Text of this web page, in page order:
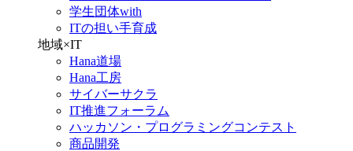
学生団体with
ITの担い手育成
地域×IT
Hana道場
Hana工房
サイバーサクラ
IT推進フォーラム
ハッカソン・プログラミングコンテスト
商品開発